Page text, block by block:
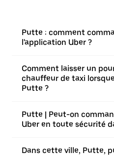
Putte : comment
l'application Uber ?
Comment laisser un
chauffeur de taxi
Putte ?
Putte | Peut-on
Uber en toute sécurité
Dans cette ville, Putte,